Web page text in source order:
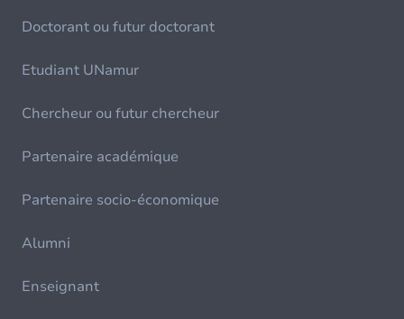
Doctorant ou futur doctorant
Etudiant UNamur
Chercheur ou futur chercheur
Partenaire académique
Partenaire socio-économique
Alumni
Enseignant